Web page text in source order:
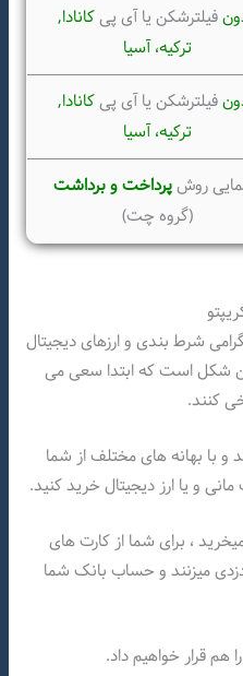
فیلترشکن یا آی پیکانادا,
ترکیه، آسیا
فیلترشکن یا آی پیکانادا,
ترکیه، آسیا
روشپرداخت و برداشت
(گروه چت)
شرط بندی و ارزهای دیجیتال
شکل است که ابتدا سعی می
کنند.
با بهانه های مختلف از شما
و یا ارز دیجیتال خرید کنید.
، برای شما از کارت های
میزنند و حساب بانک شما
هم قرار خواهیم داد.